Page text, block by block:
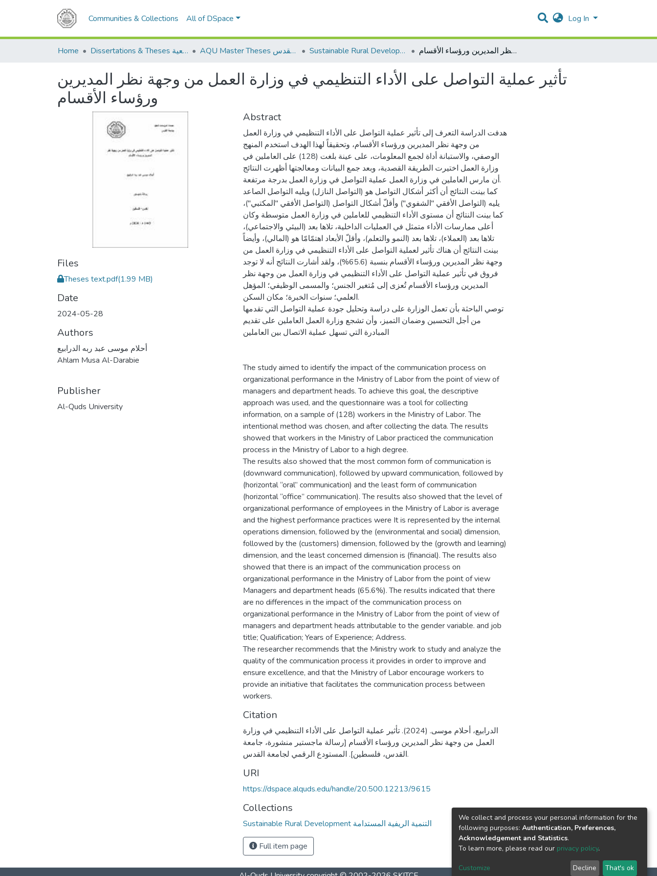
Communities & Collections All of DSpace Log In
Home Dissertations & Theses الرسائل الجامعية AQU Master Theses الرسائل الجامعية الخاصة بجامعة القدس Sustainable Rural Development التنمية الريفية المستدامة تأثير عملية التواصل على الأداء التنظيمي في وزارة العمل من وجهة نظر المديرين ورؤساء الأقسام
تأثير عملية التواصل على الأداء التنظيمي في وزارة العمل من وجهة نظر المديرين
ورؤساء الأقسام
Files
Theses text.pdf(1.99 MB)
Date
2024-05-28
Authors
أحلام موسى عبد ربه الدرابيع
Ahlam Musa Al-Darabie
Publisher
Al-Quds University
Abstract
هدفت الدراسة التعرف إلى تأثير عملية التواصل على الأداء التنظيمي في وزارة العمل
من وجهة نظر المديرين ورؤساء الأقسام، وتحقيقاً لهذا الهدف استخدم المنهج
الوصفي، والاستبانة أداة لجمع المعلومات، على عينة بلغت (128) على العاملين في
وزارة العمل اختيرت الطريقة القصدية، وبعد جمع البيانات ومعالجتها أظهرت النتائج
أن مارس العاملين في وزارة العمل عملية التواصل في وزارة العمل بدرجة مرتفعة.
كما بينت النتائج أن أكثر أشكال التواصل هو (التواصل النازل) ويليه التواصل الصاعد
يليه (التواصل الأفقي "الشفوي") وأقلّ أشكال التواصل (التواصل الأفقي "المكتبي")،
كما بينت النتائج أن مستوى الأداء التنظيمي للعاملين في وزارة العمل متوسطة وكان
أعلى ممارسات الأداء متمثل في العمليات الداخلية، تلاها بعد (البيئي والاجتماعي)،
تلاها بعد (العملاء)، تلاها بعد (النمو والتعلم)، وأقلّ الأبعاد اهتمّامّا هو (المالي)، وأيضاً
بينت النتائج أن هناك تأثير لعملية التواصل على الأداء التنظيمي في وزارة العمل من
وجهة نظر المديرين ورؤساء الأقسام بنسبة (65.6%)، ولقد أشارت النتائج أنه لا توجد
فروق في تأثير عملية التواصل على الأداء التنظيمي في وزارة العمل من وجهة نظر
المديرين ورؤساء الأقسام تُعزى إلى مُتغير الجنس؛ والمسمى الوظيفي؛ المؤهل
العلمي؛ سنوات الخبرة؛ مكان السكن.
توصي الباحثة بأن تعمل الوزارة على دراسة وتحليل جودة عملية التواصل التي تقدمها
من أجل التحسين وضمان التميز، وأن تشجع وزارة العمل العاملين على تقديم
المبادرة التي تسهل عملية الاتصال بين العاملين
The study aimed to identify the impact of the communication process on
organizational performance in the Ministry of Labor from the point of view of
managers and department heads. To achieve this goal, the descriptive
approach was used, and the questionnaire was a tool for collecting
information, on a sample of (128) workers in the Ministry of Labor. The
intentional method was chosen, and after collecting the data. The results
showed that workers in the Ministry of Labor practiced the communication
process in the Ministry of Labor to a high degree.
The results also showed that the most common form of communication is
(downward communication), followed by upward communication, followed by
(horizontal “oral” communication) and the least form of communication
(horizontal “office” communication). The results also showed that the level of
organizational performance of employees in the Ministry of Labor is average
and the highest performance practices were It is represented by the internal
operations dimension, followed by the (environmental and social) dimension,
followed by the (customers) dimension, followed by the (growth and learning)
dimension, and the least concerned dimension is (financial). The results also
showed that there is an impact of the communication process on
organizational performance in the Ministry of Labor from the point of view
Managers and department heads (65.6%). The results indicated that there
are no differences in the impact of the communication process on
organizational performance in the Ministry of Labor from the point of view of
managers and department heads attributable to the gender variable. and job
title; Qualification; Years of Experience; Address.
The researcher recommends that the Ministry work to study and analyze the
quality of the communication process it provides in order to improve and
ensure excellence, and that the Ministry of Labor encourage workers to
provide an initiative that facilitates the communication process between
workers.
Citation
الدرابيع، أحلام موسى. (2024). تأثير عملية التواصل على الأداء التنظيمي في وزارة
العمل من وجهة نظر المديرين ورؤساء الأقسام [رسالة ماجستير منشورة، جامعة
القدس، فلسطين]. المستودع الرقمي لجامعة القدس.
URI
https://dspace.alquds.edu/handle/20.500.12213/9615
Collections
Sustainable Rural Development التنمية الريفية المستدامة
Full item page
We collect and process your personal information for the
following purposes: Authentication, Preferences,
Acknowledgement and Statistics.
To learn more, please read our privacy policy.
Customize Decline That's ok